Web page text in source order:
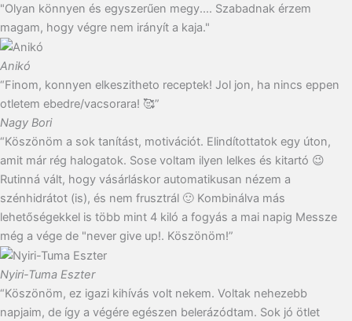
"Olyan könnyen és egyszerűen megy.... Szabadnak érzem
magam, hogy végre nem irányít a kaja."
Anikó
“Finom, konnyen elkeszitheto receptek! Jol jon, ha nincs eppen
otletem ebedre/vacsorara! 🥰”
Nagy Bori
“Köszönöm a sok tanítást, motivációt. Elindítottatok egy úton,
amit már rég halogatok. Sose voltam ilyen lelkes és kitartó 😉
Rutinná vált, hogy vásárláskor automatikusan nézem a
szénhidrátot (is), és nem frusztrál 🙂 Kombinálva más
lehetőségekkel is több mint 4 kiló a fogyás a mai napig Messze
még a vége de "never give up!. Köszönöm!”
Nyiri-Tuma Eszter
“Köszönöm, ez igazi kihívás volt nekem. Voltak nehezebb
napjaim, de így a végére egészen belerázódtam. Sok jó ötlet